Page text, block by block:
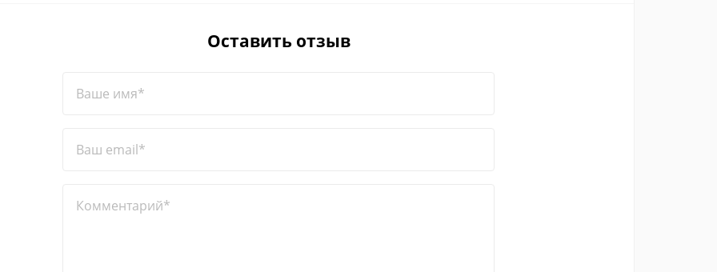
Оставить отзыв
Ваше имя*
Ваш email*
Комментарий*